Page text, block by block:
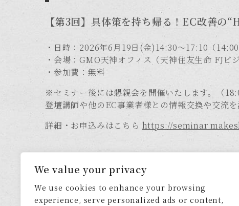
We value your privacy
We use cookies to enhance your browsing
experience, serve personalized ads or content,
【第3回】具体策を持ち帰る！EC改善の
・日時：2026年6月19日(金)14:30～17:10（14:00
・会場：GMO天神オフィス（天神住友生命 FJビ
・参加費：無料
※セミナー後には懇親会を開催いたします。（
登壇講師や他のEC事業者様との情報交換や交流
詳細・お申込みはこちら https://